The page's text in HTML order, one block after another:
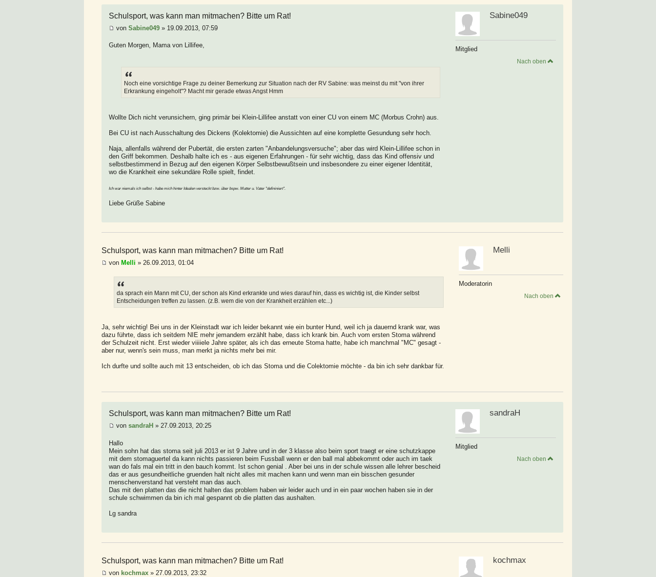
Schulsport, was kann man mitmachen? Bitte um Rat!
von Sabine049 » 19.09.2013, 07:59
Guten Morgen, Mama von Lillifee,
Noch eine vorsichtige Frage zu deiner Bemerkung zur Situation nach der RV Sabine: was meinst du mit "von ihrer
Erkrankung eingeholt"? Macht mir gerade etwas Angst Hmm
Wollte Dich nicht verunsichern, ging primär bei Klein-Lillifee anstatt von einer CU von einem MC (Morbus Crohn) aus.
Bei CU ist nach Ausschaltung des Dickens (Kolektomie) die Aussichten auf eine komplette Gesundung sehr hoch.
Naja, allenfalls während der Pubertät, die ersten zarten "Anbandelungsversuche"; aber das wird Klein-Lillifee schon in
den Griff bekommen. Deshalb halte ich es - aus eigenen Erfahrungen - für sehr wichtig, dass das Kind offensiv und
selbstbestimmend in Bezug auf den eigenen Körper Selbstbewußtsein und insbesondere zu einer eigener Identität,
wo die Krankheit eine sekundäre Rolle spielt, findet.
Ich war niemals ich selbst - habe mich hinter Idealen versteckt bzw. über bspw. Mutter u. Vater "defininiert".
Liebe Grüße Sabine
Sabine049
Mitglied
Nach oben
Schulsport, was kann man mitmachen? Bitte um Rat!
von Melli » 26.09.2013, 01:04
da sprach ein Mann mit CU, der schon als Kind erkrankte und wies darauf hin, dass es wichtig ist, die Kinder selbst
Entscheidungen treffen zu lassen. (z.B. wem die von der Krankheit erzählen etc...)
Ja, sehr wichtig! Bei uns in der Kleinstadt war ich leider bekannt wie ein bunter Hund, weil ich ja dauernd krank war, was
dazu führte, dass ich seitdem NIE mehr jemandem erzählt habe, dass ich krank bin. Auch vom ersten Stoma während
der Schulzeit nicht. Erst wieder viiiiele Jahre später, als ich das erneute Stoma hatte, habe ich manchmal "MC" gesagt -
aber nur, wenn's sein muss, man merkt ja nichts mehr bei mir.
Ich durfte und sollte auch mit 13 entscheiden, ob ich das Stoma und die Colektomie möchte - da bin ich sehr dankbar für.
Melli
Moderatorin
Nach oben
Schulsport, was kann man mitmachen? Bitte um Rat!
von sandraH » 27.09.2013, 20:25
Hallo
Mein sohn hat das stoma seit juli 2013 er ist 9 Jahre und in der 3 klasse also beim sport traegt er eine schutzkappe
mit dem stomaguertel da kann nichts passieren beim Fussball wenn er den ball mal abbekommt oder auch im taek
wan do fals mal ein tritt in den bauch kommt. Ist schon genial . Aber bei uns in der schule wissen alle lehrer bescheid
das er aus gesundheitliche gruenden halt nicht alles mit machen kann und wenn man ein bisschen gesunder
menschenverstand hat versteht man das auch.
Das mit den platten das die nicht halten das problem haben wir leider auch und in ein paar wochen haben sie in der
schule schwimmen da bin ich mal gespannt ob die platten das aushalten.
Lg sandra
sandraH
Mitglied
Nach oben
Schulsport, was kann man mitmachen? Bitte um Rat!
von kochmax » 27.09.2013, 23:32
kochmax